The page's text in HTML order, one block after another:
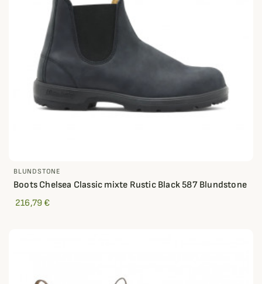
BLUNDSTONE
Boots Chelsea Classic mixte Rustic Black 587 Blundstone
216,79 €